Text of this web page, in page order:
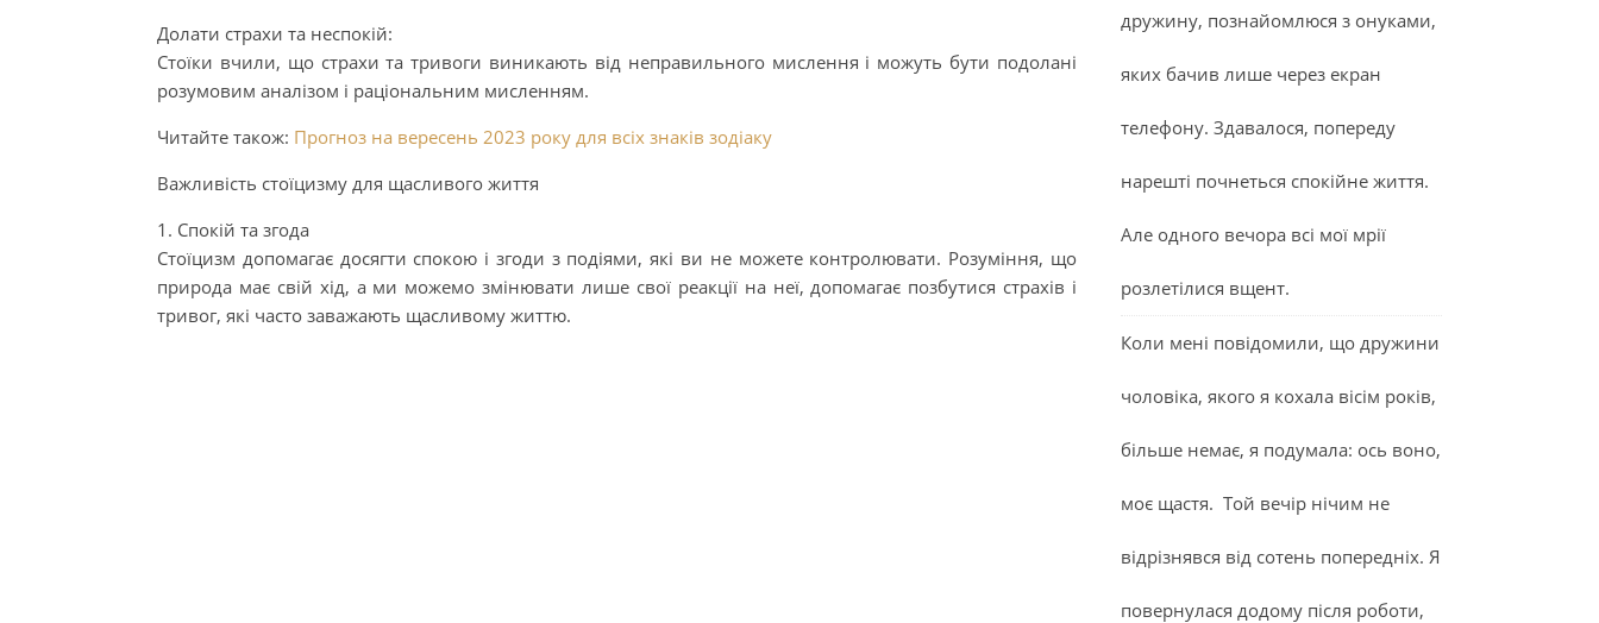
Долати страхи та неспокій:
Стоїки вчили, що страхи та тривоги виникають від неправильного мислення і можуть бути подолані
розумовим аналізом і раціональним мисленням.
Читайте також: Прогноз на вересень 2023 року для всіх знаків зодіаку
Важливість стоїцизму для щасливого життя
1. Спокій та згода
Стоїцизм допомагає досягти спокою і згоди з подіями, які ви не можете контролювати. Розуміння, що
природа має свій хід, а ми можемо змінювати лише свої реакції на неї, допомагає позбутися страхів і
тривог, які часто заважають щасливому життю.
дружину, познайомлюся з онуками,
яких бачив лише через екран
телефону. Здавалося, попереду
нарешті почнеться спокійне життя.
Але одного вечора всі мої мрії
розлетілися вщент.
Коли мені повідомили, що дружини
чоловіка, якого я кохала вісім років,
більше немає, я подумала: ось воно,
моє щастя. Той вечір нічим не
відрізнявся від сотень попередніх. Я
повернулася додому після роботи,